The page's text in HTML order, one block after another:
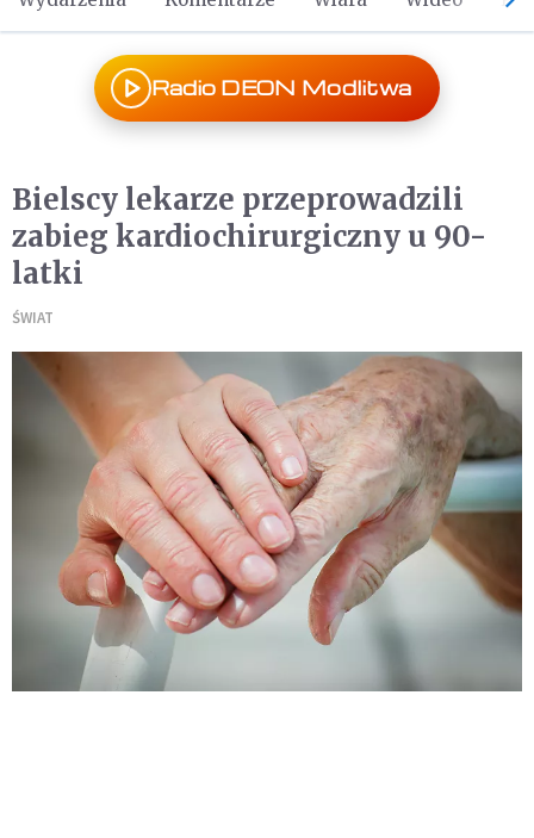
Radio DEON Modlitwa
Bielscy lekarze przeprowadzili
zabieg kardiochirurgiczny u 90-
latki
ŚWIAT